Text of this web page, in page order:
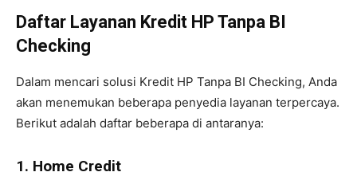
Daftar Layanan Kredit HP Tanpa BI
Checking
Dalam mencari solusi Kredit HP Tanpa BI Checking, Anda
akan menemukan beberapa penyedia layanan terpercaya.
Berikut adalah daftar beberapa di antaranya:
1. Home Credit